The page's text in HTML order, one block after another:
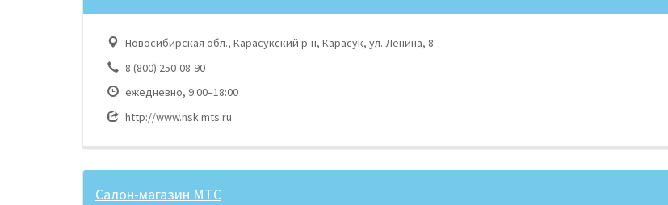
Новосибирская обл., Карасукский р-н, Карасук, ул. Ленина, 8
8 (800) 250-08-90
ежедневно, 9:00–18:00
http://www.nsk.mts.ru
Салон-магазин МТС